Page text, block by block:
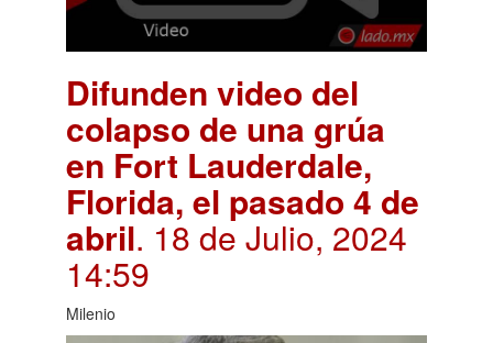
Difunden video del
colapso de una grúa
en Fort Lauderdale,
Florida, el pasado 4 de
abril. 18 de Julio, 2024
14:59
Milenio